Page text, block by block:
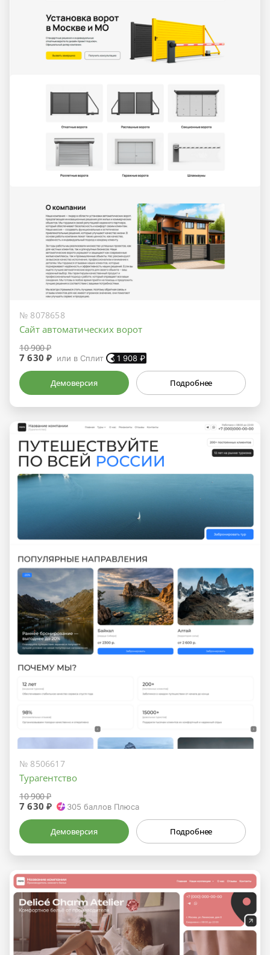
№ 8078658
Сайт автоматических ворот
10 900 ₽
7 630 ₽ или в Сплит 1 908 ₽
Демоверсия Подробнее
№ 8506617
Турагентство
10 900 ₽
7 630 ₽ 305 баллов Плюса
Демоверсия Подробнее